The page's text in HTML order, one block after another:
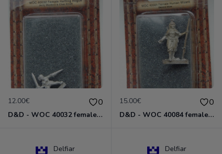
12.00€ 0
D&D - WOC 40032 female halfling rogue Miniature - Donjons Dragons
15.00€ 0
D&D - WOC 40084 female human wizard Miniature - Donjons Dragons
Delfiar Delfiar